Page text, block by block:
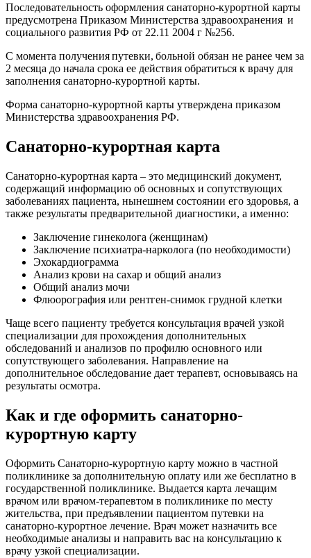
Последовательность оформления санаторно-курортной карты
предусмотрена Приказом Министерства здравоохранения и
социального развития РФ от 22.11 2004 г №256.
С момента получения путевки, больной обязан не ранее чем за
2 месяца до начала срока ее действия обратиться к врачу для
заполнения санаторно-курортной карты.
Форма санаторно-курортной карты утверждена приказом
Министерства здравоохранения РФ.
Санаторно-курортная карта
Санаторно-курортная карта – это медицинский документ,
содержащий информацию об основных и сопутствующих
заболеваниях пациента, нынешнем состоянии его здоровья, а
также результаты предварительной диагностики, а именно:
Заключение гинеколога (женщинам)
Заключение психиатра-нарколога (по необходимости)
Эхокардиограмма
Анализ крови на сахар и общий анализ
Общий анализ мочи
Флюорография или рентген-снимок грудной клетки
Чаще всего пациенту требуется консультация врачей узкой
специализации для прохождения дополнительных
обследований и анализов по профилю основного или
сопутствующего заболевания. Направление на
дополнительное обследование дает терапевт, основываясь на
результаты осмотра.
Как и где оформить санаторно-
курортную карту
Оформить Санаторно-курортную карту можно в частной
поликлинике за дополнительную оплату или же бесплатно в
государственной поликлинике. Выдается карта лечащим
врачом или врачом-терапевтом в поликлинике по месту
жительства, при предъявлении пациентом путевки на
санаторно-курортное лечение. Врач может назначить все
необходимые анализы и направить вас на консультацию к
врачу узкой специализации.